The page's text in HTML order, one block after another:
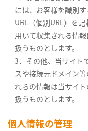
には、お客様を識別
URL（個別URL）を
用いて収集される情
扱うものとします。
3．その他、当サイト
スや接続元ドメイン
れらの情報は当サイ
扱うものとします。
個人情報の管理